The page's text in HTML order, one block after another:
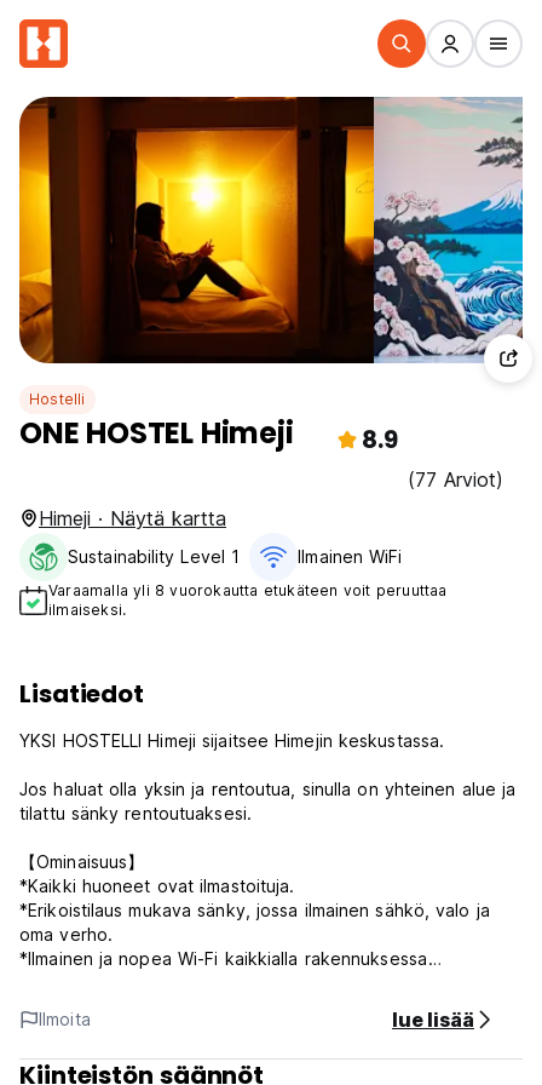
Hostelli
ONE HOSTEL Himeji 8.9
(77 Arviot)
Himeji · Näytä kartta
Sustainability Level 1 Ilmainen WiFi
Varaamalla yli 8 vuorokautta etukäteen voit peruuttaa
ilmaiseksi.
Lisatiedot
YKSI HOSTELLI Himeji sijaitsee Himejin keskustassa.
Jos haluat olla yksin ja rentoutua, sinulla on yhteinen alue ja
tilattu sänky rentoutuaksesi.
【Ominaisuus】
*Kaikki huoneet ovat ilmastoituja.
*Erikoistilaus mukava sänky, jossa ilmainen sähkö, valo ja
oma verho.
*Ilmainen ja nopea Wi-Fi kaikkialla rakennuksessa
【Sijainti】
Helppo kävelymatka JR Himejin asemalta ilman juna- tai
bussivaihtoja.
Ilmoita lue lisää
Kiinteistön säännöt